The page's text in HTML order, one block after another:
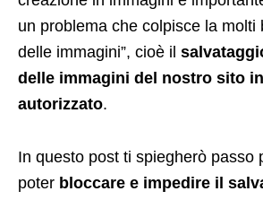
un problema che colpisce la molti
delle immagini”, cioè il
delle immagini del nostro sito
autorizzato.
In questo post ti spiegherò passo
poter bloccare e impedire il